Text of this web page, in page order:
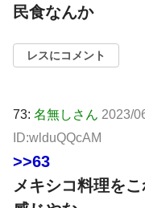
民食なんか
レスにコメント
73: 名無しさん 2023/
ID:wlduQQcAM
>>63
メキシコ料理を